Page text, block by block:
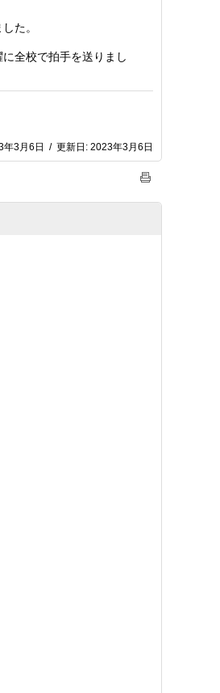
た。
全校で拍手を送りまし
年3月6日 / 更新日: 2023年3月6日